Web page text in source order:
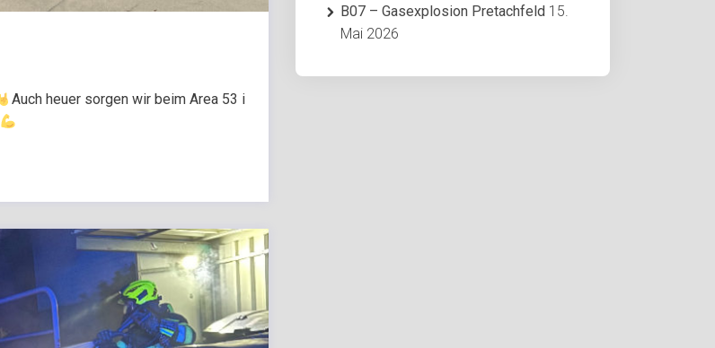
Auch heuer sorgen wir beim Area 53 i
B07 – Gasexplosion Pretachfeld 15.
Mai 2026